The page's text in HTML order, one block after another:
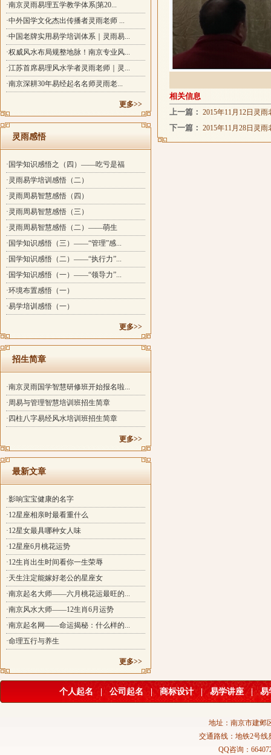
·南京灵雨易理五学教学体系|第20...
·中外国学文化杰出传播者灵雨老师 ...
·中国老牌实用易学培训体系｜灵雨易...
·权威风水布局规整地脉！南京专业风...
·江苏首席易理风水学者灵雨老师｜灵...
·南京深耕30年易经起名名师灵雨老...
更多>>
灵雨感悟
·国学知识感悟之（四）——吃亏是福
·灵雨易学培训感悟（二）
·灵雨周易智慧感悟（四）
·灵雨周易智慧感悟（三）
·灵雨周易智慧感悟（二）——萌生
·国学知识感悟（三）——“管理”感...
·国学知识感悟（二）——“执行力”...
·国学知识感悟（一）——“领导力”...
·环境布置感悟（一）
·易学培训感悟（一）
更多>>
招生简章
·南京灵雨国学智慧研修班开始报名啦...
·周易与管理智慧培训班招生简章
·四柱八字易经风水培训班招生简章
更多>>
最新文章
·影响宝宝健康的名字
·12星座相亲时最看重什么
·12星女最具哪种女人味
·12星座6月桃花运势
·12生肖出生时间看你一生荣辱
·天生注定能嫁好老公的星座女
·南京起名大师——六月桃花运最旺的...
·南京风水大师——12生肖6月运势
·南京起名网——命运揭秘：什么样的...
·命理五行与养生
更多>>
相关信息
上一篇： 2015年11月12日灵
下一篇： 2015年11月28日灵
个人起名 公司起名 | 商标设计 | 易学讲座 | 易
地址：南京市建邺
交通路线：地铁2号线
QQ咨询：